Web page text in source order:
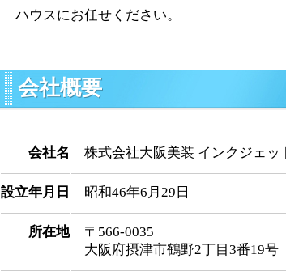
ハウスにお任せください。
会社概要
会社名 株式会社大阪美装 インクジェッ
設立年月日 昭和46年6月29日
所在地
〒566-0035
大阪府摂津市鶴野2丁目3番19号